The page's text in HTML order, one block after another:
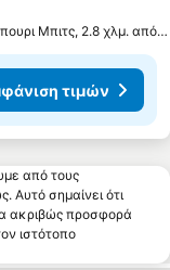
Μπάμπουρι Μπιτς, 2.8 χλμ. από: Σάνζου Μπιτς
τιμών
από τους
Αυτό σημαίνει ότι
ακριβώς προσφορά
ιστότοπο